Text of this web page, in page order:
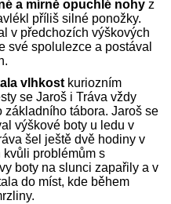
a mírně opuchlé nohy z
příliš silné ponožky.
v předchozích výškových
své spolulezce a postával
vlhkost kuriozním
se Jaroš i Tráva vždy
základního tábora. Jaroš se
výškové boty u ledu v
šel ještě dvě hodiny v
kvůli problémům s
boty na slunci zapařily a v
do míst, kde během